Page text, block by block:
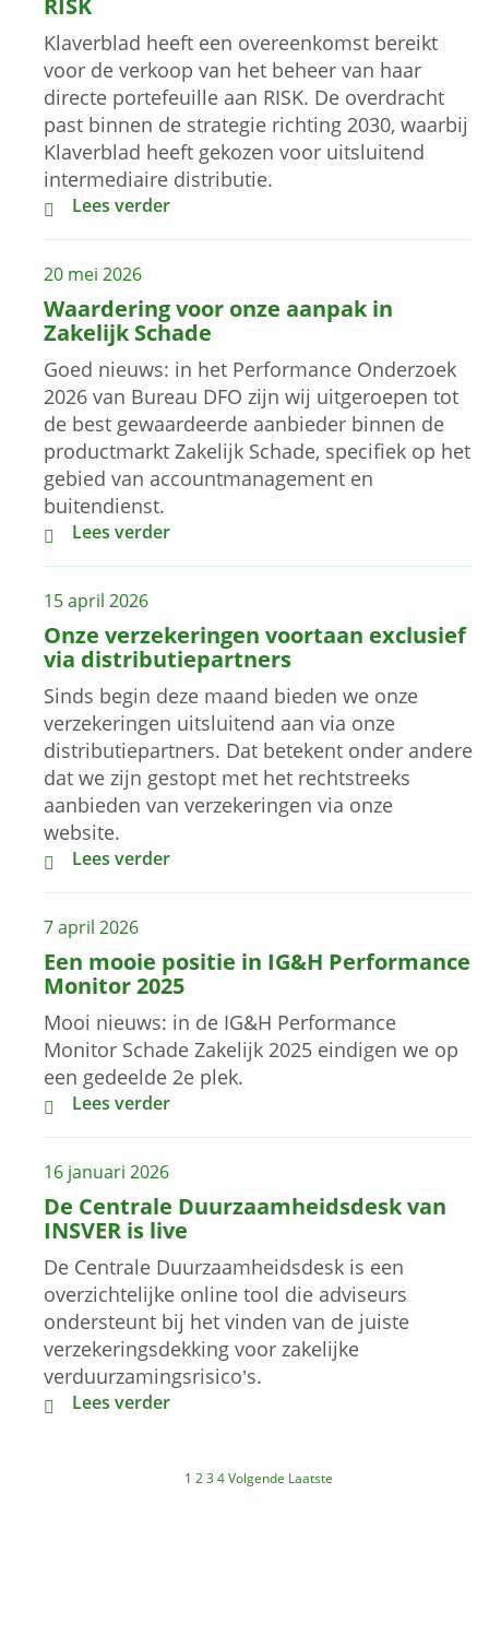
RISK
Klaverblad heeft een overeenkomst bereikt
voor de verkoop van het beheer van haar
directe portefeuille aan RISK. De overdracht
past binnen de strategie richting 2030, waarbij
Klaverblad heeft gekozen voor uitsluitend
intermediaire distributie.
Klaverblad Verzekeringen draagt beheer directe
Lees verder
20 mei 2026
Waardering voor onze aanpak in
Zakelijk Schade
Goed nieuws: in het Performance Onderzoek
2026 van Bureau DFO zijn wij uitgeroepen tot
de best gewaardeerde aanbieder binnen de
productmarkt Zakelijk Schade, specifiek op het
gebied van accountmanagement en
buitendienst.
Waardering voor onze aanpak in Zakelijk Schade
Lees verder
15 april 2026
Onze verzekeringen voortaan exclusief
via distributiepartners
Sinds begin deze maand bieden we onze
verzekeringen uitsluitend aan via onze
distributiepartners. Dat betekent onder andere
dat we zijn gestopt met het rechtstreeks
aanbieden van verzekeringen via onze
website.
Onze verzekeringen voortaan exclusief via
Lees verder
7 april 2026
Een mooie positie in IG&H Performance
Monitor 2025
Mooi nieuws: in de IG&H Performance
Monitor Schade Zakelijk 2025 eindigen we op
een gedeelde 2e plek.
Een mooie positie in IG&H Performance Monitor
Lees verder
16 januari 2026
De Centrale Duurzaamheidsdesk van
INSVER is live
De Centrale Duurzaamheidsdesk is een
overzichtelijke online tool die adviseurs
ondersteunt bij het vinden van de juiste
verzekeringsdekking voor zakelijke
verduurzamingsrisico’s.
De Centrale Duurzaamheidsdesk van INSVER is
Lees verder
1 2 3 4 Volgende Laatste